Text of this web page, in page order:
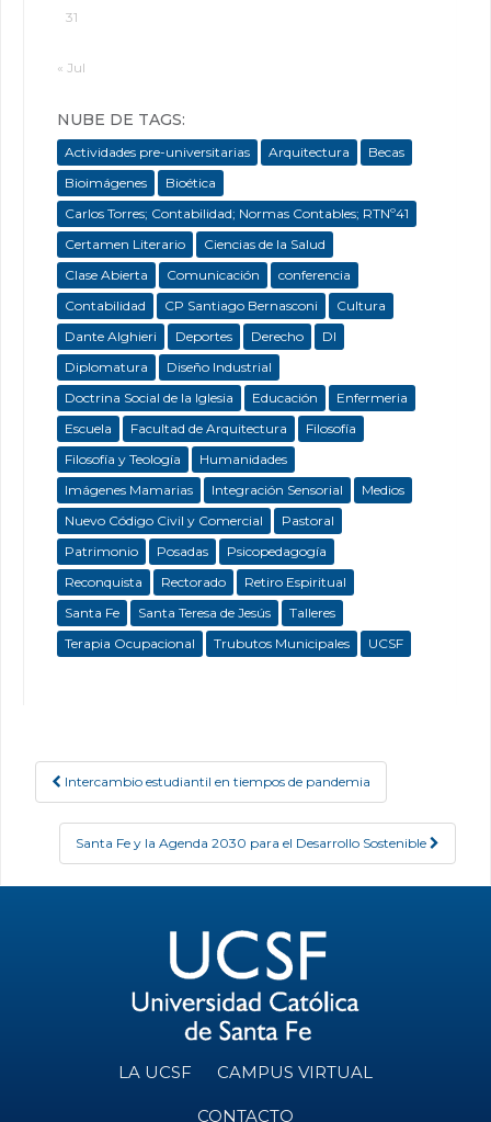
31
« Jul
NUBE DE TAGS:
Actividades pre-universitarias Arquitectura
Becas
Bioimágenes
Bioética
Carlos Torres; Contabilidad; Normas Contables; RTNº41
Certamen Literario
Ciencias de la Salud
Clase Abierta
Comunicación
conferencia
Contabilidad
CP Santiago Bernasconi
Cultura
Dante Alghieri
Deportes Derecho
DI
Diplomatura
Diseño Industrial
Doctrina Social de la Iglesia
Educación
Enfermeria
Escuela
Facultad de Arquitectura
Filosofía
Filosofía y Teología
Humanidades
Imágenes Mamarias
Integración Sensorial
Medios
Nuevo Código Civil y Comercial
Pastoral
Patrimonio
Posadas
Psicopedagogía
Reconquista
Rectorado
Retiro Espiritual
Santa Fe
Santa Teresa de Jesús
Talleres
Terapia Ocupacional
Trubutos Municipales UCSF
Post navigation
Intercambio estudiantil en tiempos de pandemia
Santa Fe y la Agenda 2030 para el Desarrollo Sostenible
LA UCSF CAMPUS VIRTUAL
CONTACTO